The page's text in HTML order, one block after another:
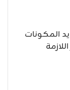
المكونات